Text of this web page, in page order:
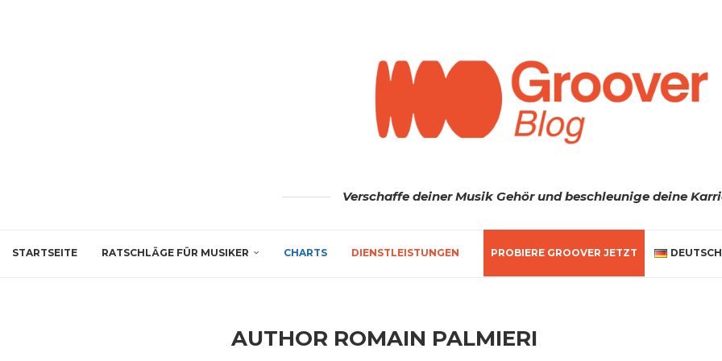
Verschaffe deiner Musik Gehör und beschleunige deine
STARTSEITE RATSCHLÄGE FÜR MUSIKER CHARTS DIENSTLEISTUNGEN PROBIERE GROOVER JETZT DEUTSCH
AUTHOR ROMAIN PALMIERI